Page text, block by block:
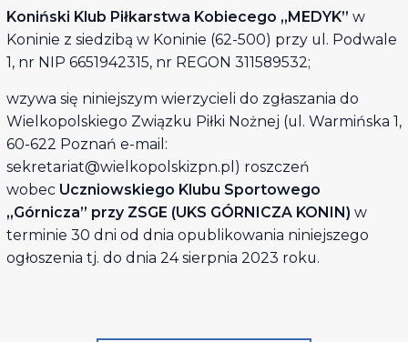
Koniński Klub Piłkarstwa Kobiecego „MEDYK” w
Koninie z siedzibą w Koninie (62-500) przy ul. Podwale
1, nr NIP 6651942315, nr REGON 311589532;
wzywa się niniejszym wierzycieli do zgłaszania do
Wielkopolskiego Związku Piłki Nożnej (ul. Warmińska 1,
60-622 Poznań e-mail:
sekretariat@wielkopolskizpn.pl) roszczeń
wobec Uczniowskiego Klubu Sportowego
„Górnicza” przy ZSGE (UKS GÓRNICZA KONIN) w
terminie 30 dni od dnia opublikowania niniejszego
ogłoszenia tj. do dnia 24 sierpnia 2023 roku.